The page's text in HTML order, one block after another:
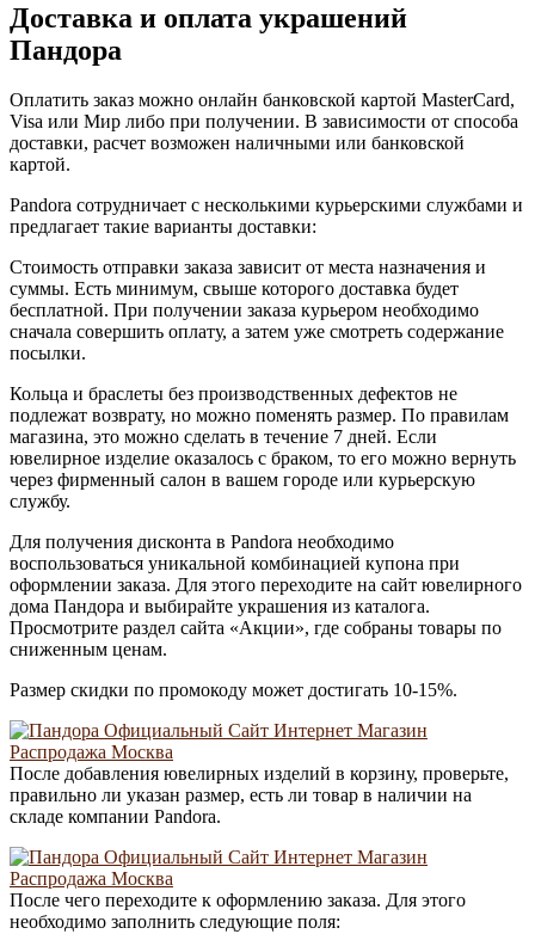
Доставка и оплата украшений
Пандора
Оплатить заказ можно онлайн банковской картой MasterCard,
Visa или Мир либо при получении. В зависимости от способа
доставки, расчет возможен наличными или банковской
картой.
Pandora сотрудничает с несколькими курьерскими службами и
предлагает такие варианты доставки:
Стоимость отправки заказа зависит от места назначения и
суммы. Есть минимум, свыше которого доставка будет
бесплатной. При получении заказа курьером необходимо
сначала совершить оплату, а затем уже смотреть содержание
посылки.
Кольца и браслеты без производственных дефектов не
подлежат возврату, но можно поменять размер. По правилам
магазина, это можно сделать в течение 7 дней. Если
ювелирное изделие оказалось с браком, то его можно вернуть
через фирменный салон в вашем городе или курьерскую
службу.
Для получения дисконта в Pandora необходимо
воспользоваться уникальной комбинацией купона при
оформлении заказа. Для этого переходите на сайт ювелирного
дома Пандора и выбирайте украшения из каталога.
Просмотрите раздел сайта «Акции», где собраны товары по
сниженным ценам.
Размер скидки по промокоду может достигать 10-15%.
После добавления ювелирных изделий в корзину, проверьте,
правильно ли указан размер, есть ли товар в наличии на
складе компании Pandora.
После чего переходите к оформлению заказа. Для этого
необходимо заполнить следующие поля: